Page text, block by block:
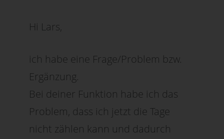
Hi Lars,
ich habe eine Frage/Problem bzw.
Ergänzung.
Bei deiner Funktion habe ich das
Problem, dass ich jetzt die Tage
nicht zählen kann und dadurch